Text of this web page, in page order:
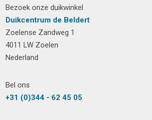
Bezoek onze duikwinkel
Duikcentrum de Beldert
Zoelense Zandweg 1
4011 LW Zoelen
Nederland
Bel ons
+31 (0)344 - 62 45 05